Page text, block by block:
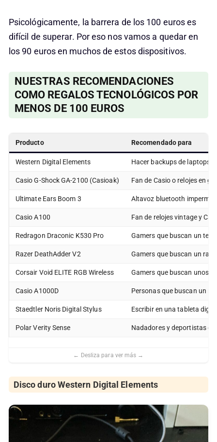
Psicológicamente, la barrera de los 100 euros es
difícil de superar. Por eso nos vamos a quedar en
los 90 euros en muchos de estos dispositivos.
NUESTRAS RECOMENDACIONES
COMO REGALOS TECNOLÓGICOS POR
MENOS DE 100 EUROS
Producto Recomendado para
Western Digital Elements Hacer backups de laptops
Casio G-Shock GA-2100 (Casioak) Fan de Casio o relojes en
Ultimate Ears Boom 3 Altavoz bluetooth
Casio A100 Fan de relojes vintage y
Redragon Draconic K530 Pro Gamers que buscan un
Razer DeathAdder V2 Gamers que buscan un
Corsair Void ELITE RGB Wireless Gamers que buscan unos
Casio A1000D Personas que buscan un
Staedtler Noris Digital Stylus Escribir en una tableta
Polar Verity Sense Nadadores y deportistas
Disco duroWestern Digital Elements